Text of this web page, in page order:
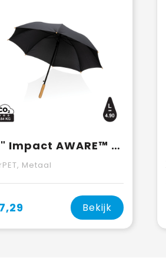
23" Impact AWARE™ RPET 190T auto open bamboe paraplu
rPET, Metaal
Bekijk